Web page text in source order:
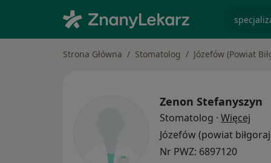
Strona Główna Stomatolog Józefów (Powiat
Zenon Stefanyszyn
Stomatolog · Więcej
Józefów (powiat
Nr PWZ: 6897120